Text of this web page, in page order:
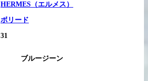
HERMES （エルメス ）
ボリード
31
ブルージーン